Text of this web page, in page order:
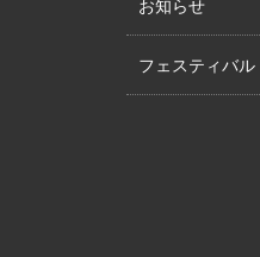
お知らせ
フェスティバル